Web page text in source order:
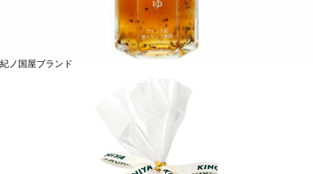
紀ノ国屋ブランド